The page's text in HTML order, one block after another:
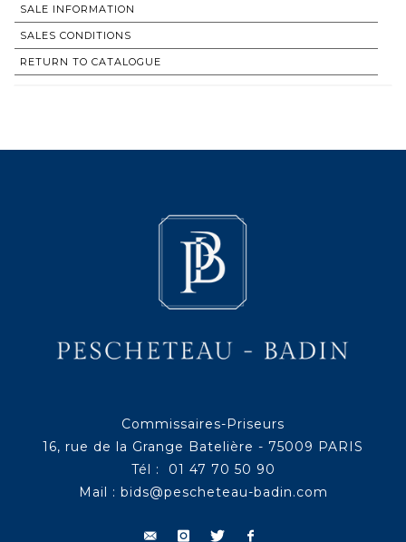
SALE INFORMATION
SALES CONDITIONS
RETURN TO CATALOGUE
Commissaires-Priseurs
16, rue de la Grange Batelière - 75009 PARIS
Tél : 01 47 70 50 90
Mail : bids@pescheteau-badin.com